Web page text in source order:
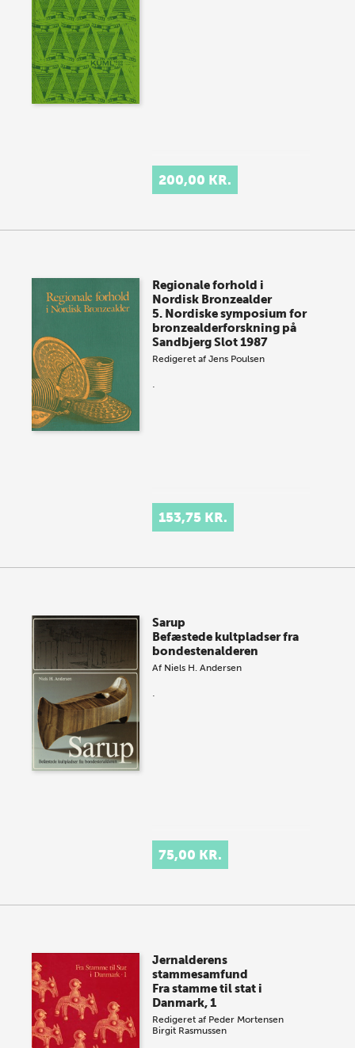
200,00 KR.
Regionale forhold i
Nordisk Bronzealder
5. Nordiske symposium for
bronzealderforskning på
Sandbjerg Slot 1987
Redigeret afJens Poulsen
.
153,75 KR.
Sarup
Befæstede kultpladser fra
bondestenalderen
Af Niels H. Andersen
.
75,00 KR.
Jernalderens
stammesamfund
Fra stamme til stat i
Danmark, 1
Redigeret af Peder Mortensen
Birgit Rasmussen